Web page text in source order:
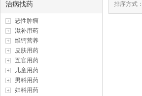
治病找药
恶性肿瘤
滋补用药
维钙营养
皮肤用药
五官用药
儿童用药
男科用药
妇科用药
排序方式：